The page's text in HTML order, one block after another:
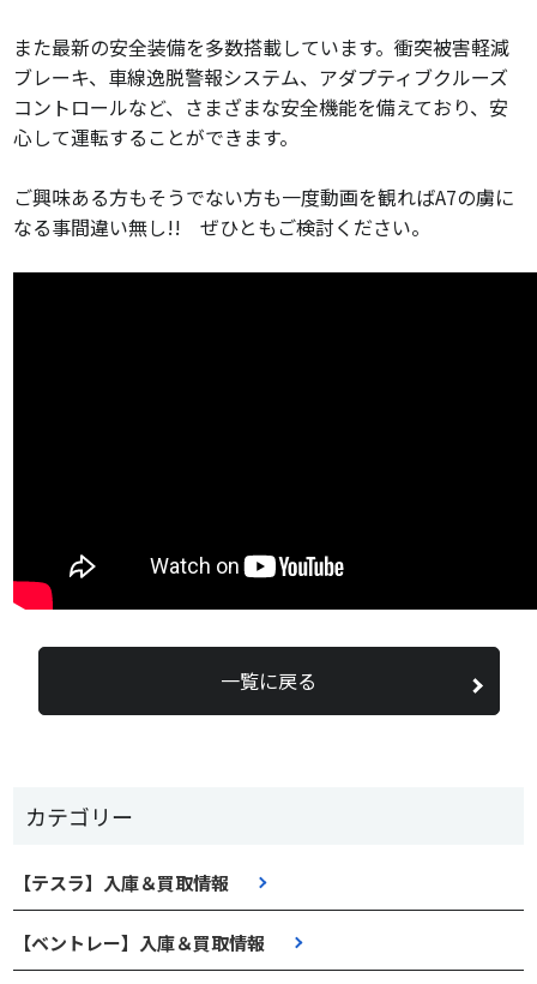
カテゴリー
【テスラ】入庫＆買取情報
【ベントレー】入庫＆買取情報
また最新の安全装備を多数搭載しています。衝突被害軽減
ブレーキ、車線逸脱警報システム、アダプティブクルーズ
コントロールなど、さまざまな安全機能を備えており、安
心して運転することができます。
ご興味ある方もそうでない方も一度動画を観ればA7の虜に
なる事間違い無し!! ぜひともご検討ください。
一覧に戻る